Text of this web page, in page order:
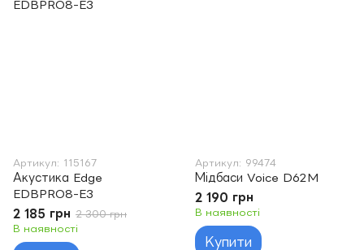
Артикул: 115167
Акустика Edge
EDBPRO8-E3
2 185 грн 2 300 грн
В наявності
Артикул: 99474
Мідбаси Voice D62M
2 190 грн
В наявності
Купити